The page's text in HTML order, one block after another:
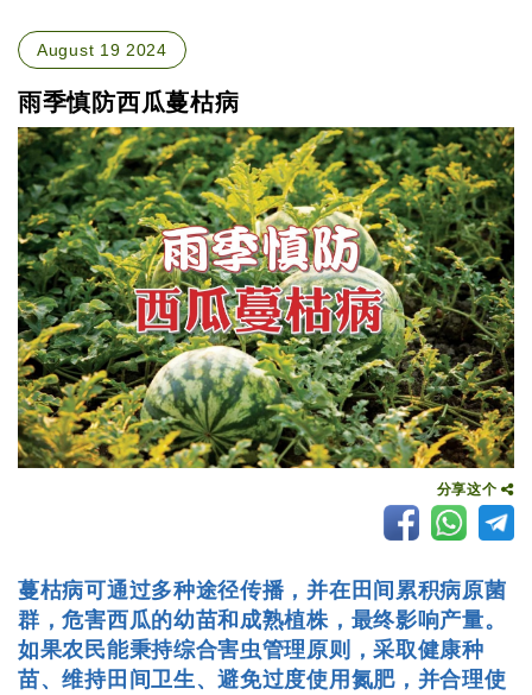
August 19 2024
雨季慎防西瓜蔓枯病
分享这个
蔓枯病可通过多种途径传播，并在田间累积病原菌
群，危害西瓜的幼苗和成熟植株，最终影响产量。
如果农民能秉持综合害虫管理原则，采取健康种
苗、维持田间卫生、避免过度使用氮肥，并合理使